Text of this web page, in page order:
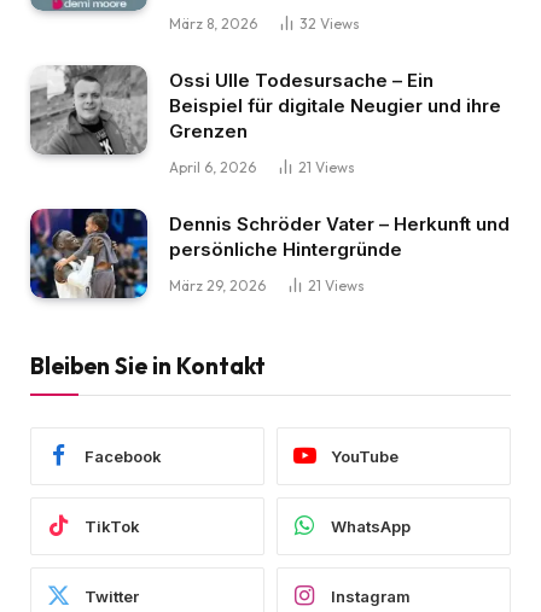
März 8, 2026 32 Views
Ossi Ulle Todesursache – Ein
Beispiel für digitale Neugier und ihre
Grenzen
April 6, 2026 21 Views
Dennis Schröder Vater – Herkunft und
persönliche Hintergründe
März 29, 2026 21 Views
Bleiben Sie in Kontakt
Facebook YouTube
TikTok WhatsApp
Twitter Instagram